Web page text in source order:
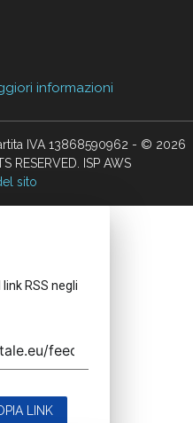
informazioni
IVA 13868590962 - © 2026
RESERVED. ISP AWS
sito
RSS negli
LINK